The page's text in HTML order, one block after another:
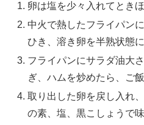
卵は塩を少々入れてときほ
中火で熱したフライパン
ひき、溶き卵を半熟状態
フライパンにサラダ油大
ぎ、ハムを炒めたら、ご
取り出した卵を戻し入れ
の素、塩、黒こしょうで